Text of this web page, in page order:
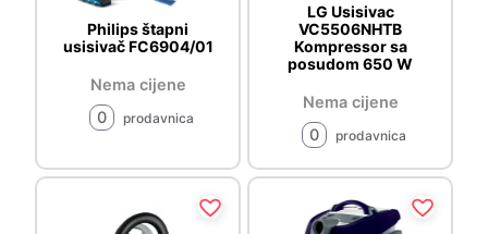
Philips štapni
usisivač FC6904/01
Nema cijene
0
prodavnica
LG Usisivac
VC5506NHTB
Kompressor sa
posudom 650 W
Nema cijene
0
prodavnica